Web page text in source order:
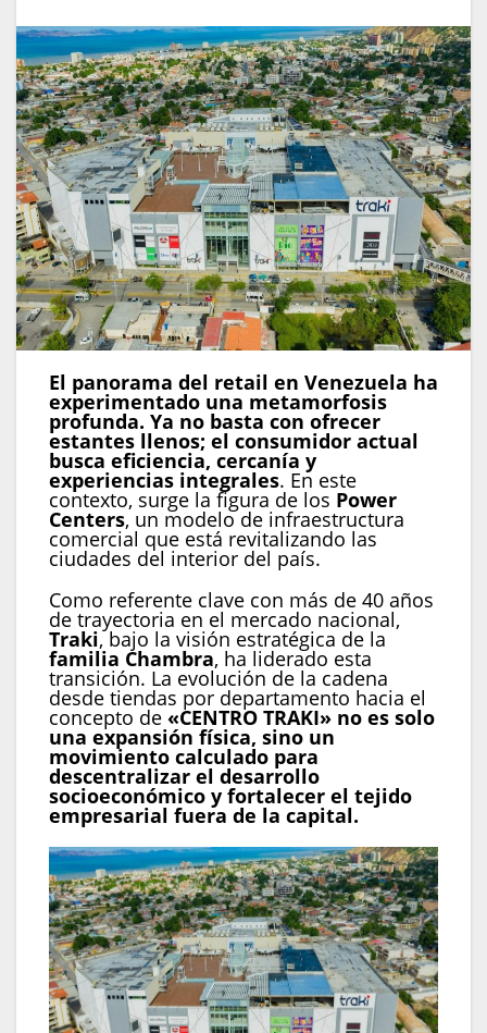
El panorama del retail en Venezuela ha
experimentado una metamorfosis
profunda. Ya no basta con ofrecer
estantes llenos; el consumidor actual
busca eficiencia, cercanía y
experiencias integrales. En este
contexto, surge la figura de los Power
Centers, un modelo de infraestructura
comercial que está revitalizando las
ciudades del interior del país.
Como referente clave con más de 40 años
de trayectoria en el mercado nacional,
Traki, bajo la visión estratégica de la
familia Chambra, ha liderado esta
transición. La evolución de la cadena
desde tiendas por departamento hacia el
concepto de «CENTRO TRAKI» no es solo
una expansión física, sino un
movimiento calculado para
descentralizar el desarrollo
socioeconómico y fortalecer el tejido
empresarial fuera de la capital.